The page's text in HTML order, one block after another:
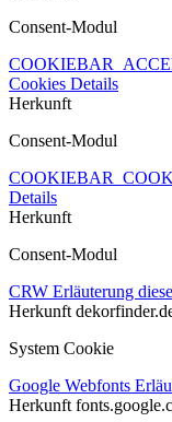
Consent-Modul
Cookies Details
Herkunft
Consent-Modul
Details
Herkunft
Consent-Modul
CRW Erläuterung
Herkunft
System Cookie
Google Webfonts
Herkunft